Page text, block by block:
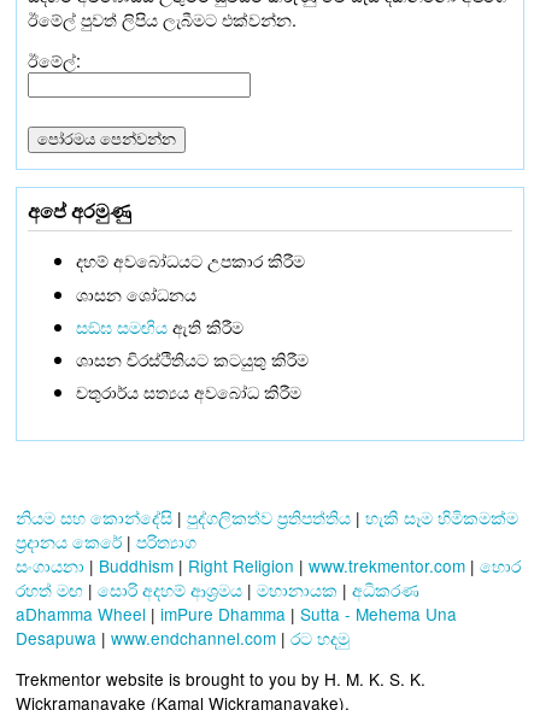
ඊමේල් පුවත් ලිපිය ලැබීමට එක්වන්න.
ඊමේල්:
අපේ අරමුණු
දහම් අවබෝධයට උපකාර කිරීම
ශාසන ශෝධනය
සඞ්‌ඝ සමඟියඇති කිරීම
ශාසන චිරස්ථිතියට කටයුතු කිරීම
චතුරාර්ය සත්‍යය අවබෝධ කිරීම
නියම සහ කොන්දේසි | පුද්ගලිකත්ව ප්‍රතිපත්තිය | හැකි සෑම හිමිකමක්ම
ප්‍රදානය කෙරේ | පරිත්‍යාග
සංගායනා | Buddhism | Right Religion | www.trekmentor.com | හොර
රහත් මඟ | සොරි අදහම් ආශ්‍රමය | මහානායක | අධිකරණ
aDhamma Wheel | imPure Dhamma | Sutta - Mehema Una
Desapuwa | www.endchannel.com | රට හදමු
Trekmentor website is brought to you by H. M. K. S. K.
Wickramanayake (Kamal Wickramanayake).